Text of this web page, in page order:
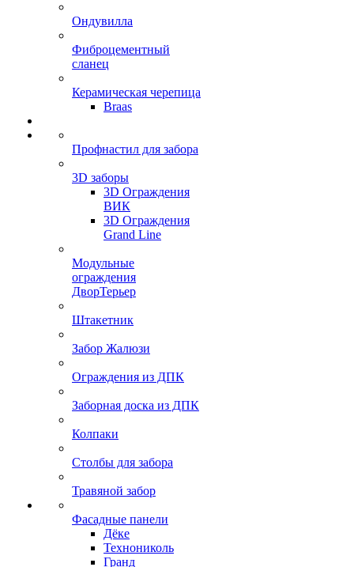
Ондувилла
Фиброцементный
сланец
Керамическая черепица
Braas
Профнастил для забора
3D заборы
3D Ограждения
ВИК
3D Ограждения
Grand Line
Модульные
ограждения
ДворТерьер
Штакетник
Забор Жалюзи
Ограждения из ДПК
Заборная доска из ДПК
Колпаки
Столбы для забора
Травяной забор
Фасадные панели
Дёке
Технониколь
Гранд